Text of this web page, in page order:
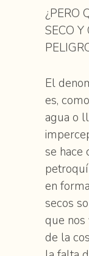
¿PERO
SECO Y
El
es,
agua o
se hace
en
secos
que nos
de la